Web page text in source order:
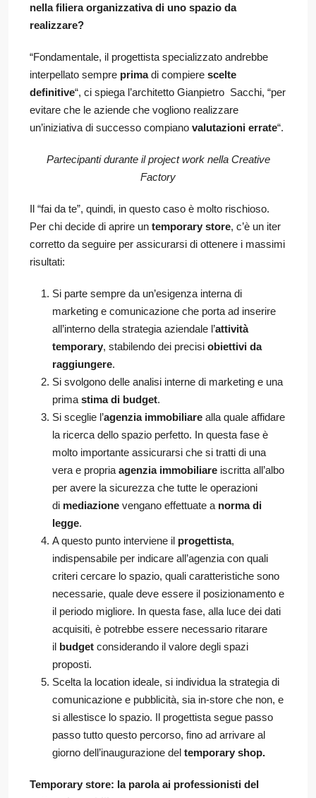
nella filiera organizzativa di uno spazio da
realizzare?
“Fondamentale, il progettista specializzato andrebbe
interpellato sempre primadi compiere scelte
definitive“, ci spiega l’architetto Gianpietro Sacchi, “per
evitare che le aziende che vogliono realizzare
un’iniziativa di successo compiano valutazioni errate“.
Partecipanti durante il project work nella Creative
Factory
Il “fai da te”, quindi, in questo caso è molto rischioso.
Per chi decide di aprire un temporary store, c’è un iter
corretto da seguire per assicurarsi di ottenere i massimi
risultati:
Si parte sempre da un’esigenza interna di
marketing e comunicazione che porta ad inserire
all’interno della strategia aziendale l’attività
temporary, stabilendo dei precisi obiettivi da
raggiungere.
Si svolgono delle analisi interne di marketing e una
prima stima di budget.
Si sceglie l’agenzia immobiliare alla quale affidare
la ricerca dello spazio perfetto. In questa fase è
molto importante assicurarsi che si tratti di una
vera e propria agenzia immobiliare iscritta all’albo
per avere la sicurezza che tutte le operazioni
di mediazione vengano effettuate a norma di
legge.
A questo punto interviene il progettista,
indispensabile per indicare all’agenzia con quali
criteri cercare lo spazio, quali caratteristiche sono
necessarie, quale deve essere il posizionamento e
il periodo migliore. In questa fase, alla luce dei dati
acquisiti, è potrebbe essere necessario ritarare
il budget considerando il valore degli spazi
proposti.
Scelta la location ideale, si individua la strategia di
comunicazione e pubblicità, sia in-store che non, e
si allestisce lo spazio. Il progettista segue passo
passo tutto questo percorso, fino ad arrivare al
giorno dell’inaugurazione del temporary shop.
Temporary store: la parola ai professionisti del